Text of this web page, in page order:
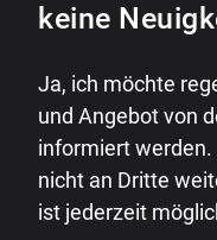
keine
Ja, ich möchte
und Angebot von
informiert werden.
nicht an Dritte
ist jederzeit